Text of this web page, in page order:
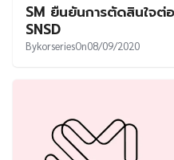
SM ยืนยันการตัดสินใจ
SNSD
BykorseriesOn08/09/2020